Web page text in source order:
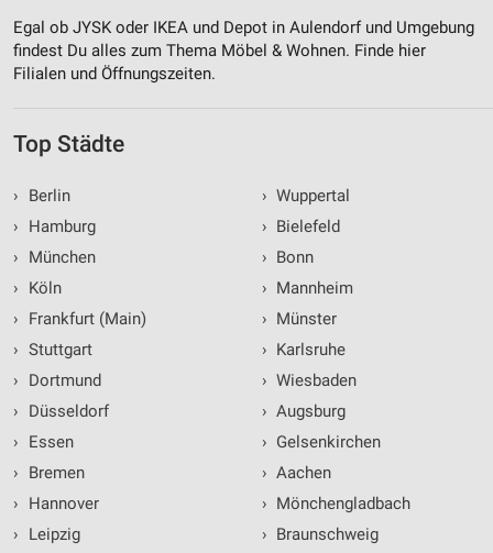
Egal ob JYSK oder IKEA und Depot in Aulendorf und Umgebung
findest Du alles zum Thema Möbel & Wohnen. Finde hier
Filialen und Öffnungszeiten.
Top Städte
›
Berlin
›
Hamburg
›
München
›
Köln
›
Frankfurt (Main)
› Stuttgart
›
Dortmund
›
Düsseldorf
›
Essen
›
Bremen
›
Hannover
›
Leipzig
› Wuppertal
› Bielefeld
› Bonn
› Mannheim
› Münster
› Karlsruhe
› Wiesbaden
› Augsburg
› Gelsenkirchen
› Aachen
› Mönchengladbach
› Braunschweig